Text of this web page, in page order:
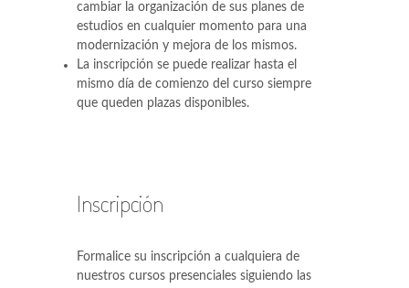
cambiar la organización de sus planes de
estudios en cualquier momento para una
modernización y mejora de los mismos.
La inscripción se puede realizar hasta el
mismo día de comienzo del curso siempre
que queden plazas disponibles.
Inscripción
Formalice su inscripción a cualquiera de
nuestros cursos presenciales siguiendo las